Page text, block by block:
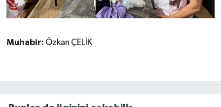
Muhabir: Özkan ÇELİK